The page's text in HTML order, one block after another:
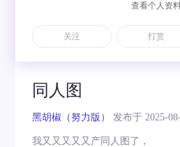
同人图
黑胡椒（努力版） 发布于 2025-
我又又又又又产同人图了，
查看个人资
关注 打赏